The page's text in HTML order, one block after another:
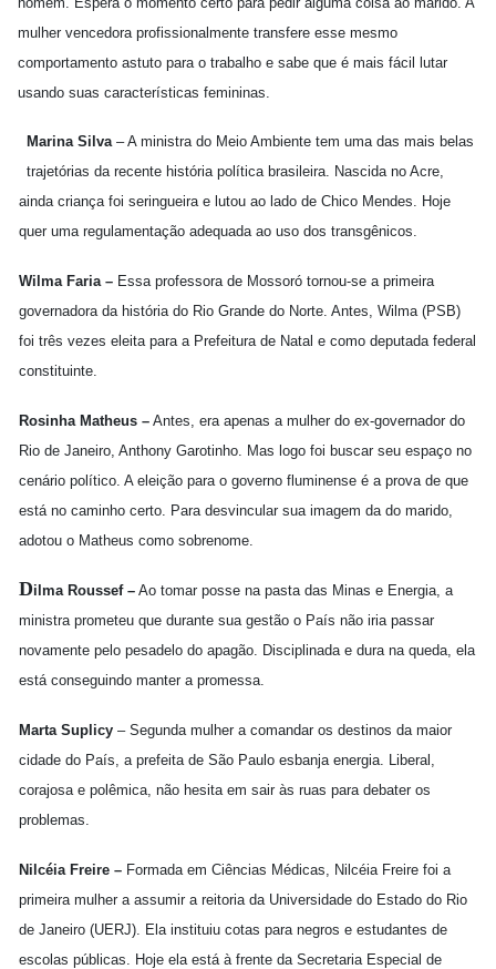
mulher vencedora profissionalmente transfere esse mesmo
comportamento astuto para o trabalho e sabe que é mais fácil lutar
usando suas características femininas.
Marina Silva– A ministra do Meio Ambiente tem uma das mais belas
trajetórias da recente história política brasileira. Nascida no Acre,
ainda criança foi seringueira e lutou ao lado de Chico Mendes. Hoje
quer uma regulamentação adequada ao uso dos transgênicos.
Wilma Faria – Essa professora de Mossoró tornou-se a primeira
governadora da história do Rio Grande do Norte. Antes, Wilma (PSB)
foi três vezes eleita para a Prefeitura de Natal e como deputada federal
constituinte.
Rosinha Matheus – Antes, era apenas a mulher do ex-governador do
Rio de Janeiro, Anthony Garotinho. Mas logo foi buscar seu espaço no
cenário político. A eleição para o governo fluminense é a prova de que
está no caminho certo. Para desvincular sua imagem da do marido,
adotou o Matheus como sobrenome.
Dilma Roussef – Ao tomar posse na pasta das Minas e Energia, a
ministra prometeu que durante sua gestão o País não iria passar
novamente pelo pesadelo do apagão. Disciplinada e dura na queda, ela
está conseguindo manter a promessa.
Marta Suplicy – Segunda mulher a comandar os destinos da maior
cidade do País, a prefeita de São Paulo esbanja energia. Liberal,
corajosa e polêmica, não hesita em sair às ruas para debater os
problemas.
Nilcéia Freire – Formada em Ciências Médicas, Nilcéia Freire foi a
primeira mulher a assumir a reitoria da Universidade do Estado do Rio
de Janeiro (UERJ). Ela instituiu cotas para negros e estudantes de
escolas públicas. Hoje ela está à frente da Secretaria Especial de